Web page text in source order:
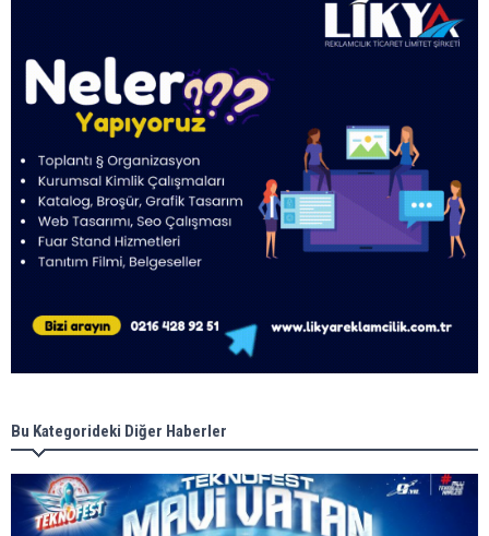
Bu Kategorideki Diğer Haberler